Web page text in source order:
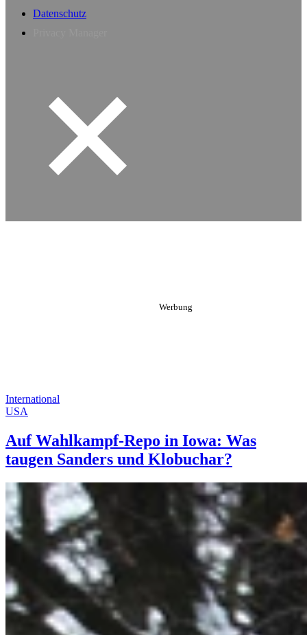
Datenschutz
International
USA
Auf Wahlkampf-Repo in Iowa: Was
taugen Sanders und Klobuchar?